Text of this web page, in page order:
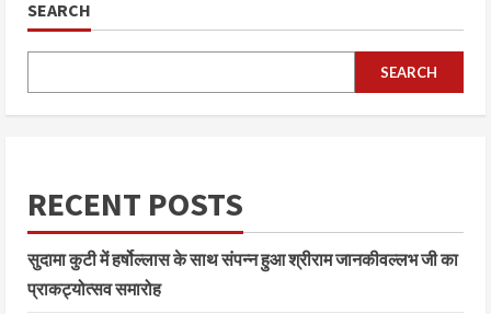
SEARCH
SEARCH
RECENT POSTS
सुदामा कुटी में हर्षोल्लास के साथ संपन्न हुआ श्रीराम जानकीवल्लभ जी का
प्राकट्योत्सव समारोह